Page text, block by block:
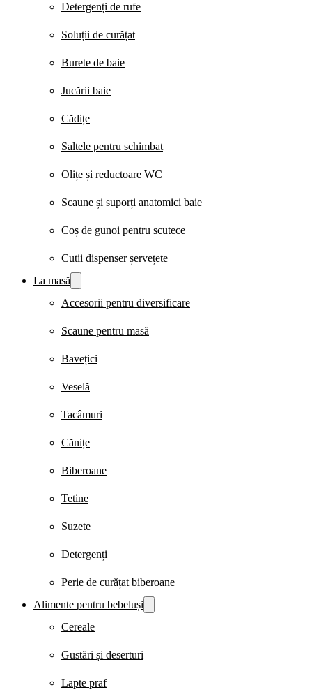
Detergenți de rufe
Soluții de curățat
Burete de baie
Jucării baie
Cădițe
Saltele pentru schimbat
Olițe și reductoare WC
Scaune și suporți anatomici baie
Coș de gunoi pentru scutece
Cutii dispenser șervețete
La masă
Accesorii pentru diversificare
Scaune pentru masă
Bavețici
Veselă
Tacâmuri
Cănițe
Biberoane
Tetine
Suzete
Detergenți
Perie de curățat biberoane
Alimente pentru bebeluși
Cereale
Gustări și deserturi
Lapte praf